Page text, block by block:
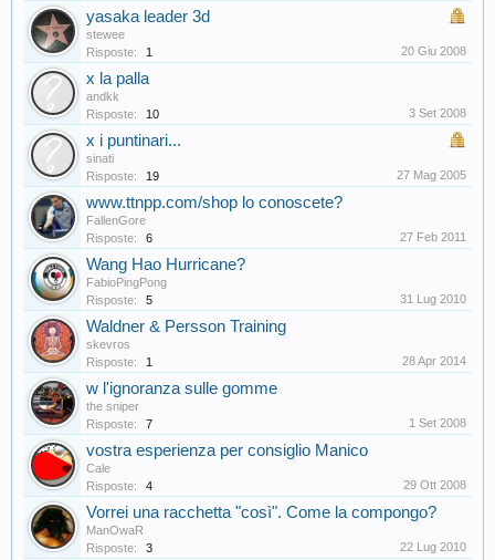
yasaka leader 3d
stewee
Risposte:
1 20 Giu 2008
x la palla
andkk
Risposte:
10 3 Set 2008
x i puntinari...
sinati
Risposte:
19 27 Mag 2005
www.ttnpp.com/shop lo conoscete?
FallenGore
Risposte:
6 27 Feb 2011
Wang Hao Hurricane?
FabioPingPong
Risposte:
5 31 Lug 2010
Waldner & Persson Training
skevros
Risposte:
1 28 Apr 2014
w l'ignoranza sulle gomme
the sniper
Risposte:
7 1 Set 2008
vostra esperienza per consiglio Manico
Cale
Risposte:
4 29 Ott 2008
Vorrei una racchetta "così". Come la compongo?
ManOwaR
Risposte:
3 22 Lug 2010